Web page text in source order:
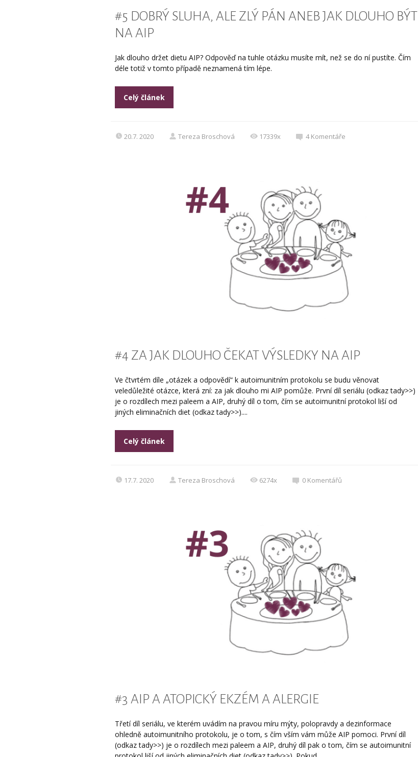
#5 DOBRÝ SLUHA, ALE ZLÝ PÁN ANEB JAK DLOUHO BÝT
NA AIP
Jak dlouho držet dietu AIP? Odpověď na tuhle otázku musíte mít, než se do ní pustíte. Čím
déle totiž v tomto případě neznamená tím lépe.
Celý článek
20.7. 2020 Tereza Broschová 17339x 4Komentáře
#4 ZA JAK DLOUHO ČEKAT VÝSLEDKY NA AIP
Ve čtvrtém díle „otázek a odpovědí“ k autoimunitním protokolu se budu věnovat
veledůležité otázce, která zní: za jak dlouho mi AIP pomůže. První díl seriálu (odkaz tady>>)
je o rozdílech mezi paleem a AIP, druhý díl o tom, čím se autoimunitní protokol liší od
jiných eliminačních diet (odkaz tady>>)....
Celý článek
17.7. 2020 Tereza Broschová 6274x 0 Komentářů
#3 AIP A ATOPICKÝ EKZÉM A ALERGIE
Třetí díl seriálu, ve kterém uvádím na pravou míru mýty, polopravdy a dezinformace
ohledně autoimunitního protokolu, je o tom, s čím vším vám může AIP pomoci. První díl
(odkaz tady>>) je o rozdílech mezi paleem a AIP, druhý díl pak o tom, čím se autoimunitní